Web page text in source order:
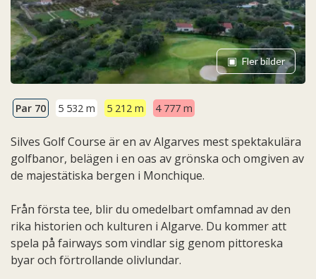
Fler bilder
Par 70 5 532 m 5 212 m 4 777 m
Silves Golf Course är en av Algarves mest spektakulära
golfbanor, belägen i en oas av grönska och omgiven av
de majestätiska bergen i Monchique.
Från första tee, blir du omedelbart omfamnad av den
rika historien och kulturen i Algarve. Du kommer att
spela på fairways som vindlar sig genom pittoreska
byar och förtrollande olivlundar.